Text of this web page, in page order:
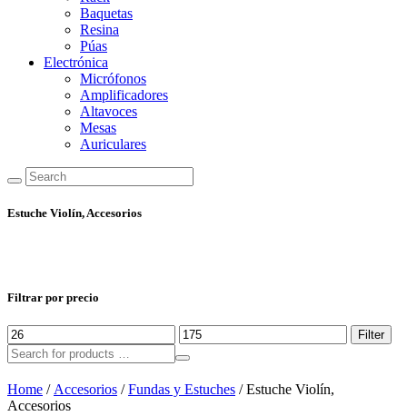
Baquetas
Resina
Púas
Electrónica
Micrófonos
Amplificadores
Altavoces
Mesas
Auriculares
Estuche Violín, Accesorios
Home / Accesorios /Fundas y Estuches / Estuche Violín,
Accesorios
Filtrar por precio
Min
price
Max
price
Filter